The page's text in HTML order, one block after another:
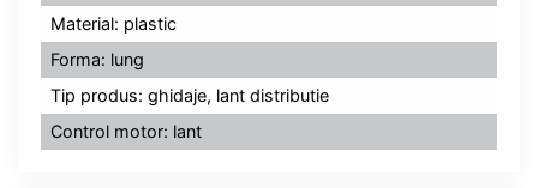
Material: plastic
Forma: lung
Tip produs: ghidaje, lant distributie
Control motor: lant